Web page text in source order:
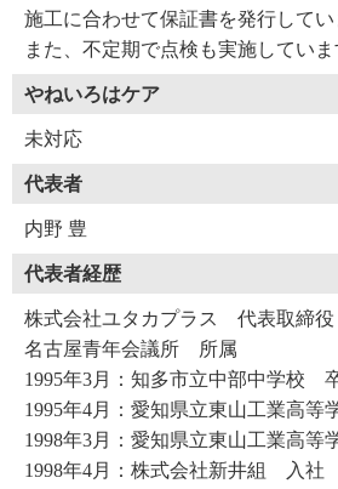
施工に合わせて保証書を発行してい
また、不定期で点検も実施していま
やねいろはケア
未対応
代表者
内野 豊
代表者経歴
株式会社ユタカプラス 代表取締役
名古屋青年会議所 所属
1995年3月：知多市立中部中学校
1995年4月：愛知県立東山工業高
1998年3月：愛知県立東山工業高
1998年4月：株式会社新井組 入社